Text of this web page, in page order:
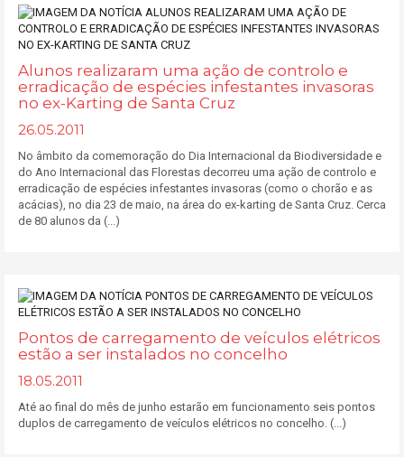
Alunos realizaram uma ação de controlo e
erradicação de espécies infestantes invasoras
no ex-Karting de Santa Cruz
26.05.2011
No âmbito da comemoração do Dia Internacional da Biodiversidade e
do Ano Internacional das Florestas decorreu uma ação de controlo e
erradicação de espécies infestantes invasoras (como o chorão e as
acácias), no dia 23 de maio, na área do ex-karting de Santa Cruz. Cerca
de 80 alunos da (...)
Pontos de carregamento de veículos elétricos
estão a ser instalados no concelho
18.05.2011
Até ao final do mês de junho estarão em funcionamento seis pontos
duplos de carregamento de veículos elétricos no concelho. (...)